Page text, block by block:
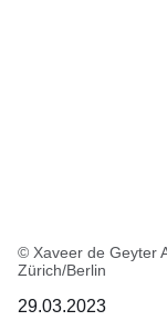
© Xaveer de Geyter
Zürich/Berlin
29.03.2023